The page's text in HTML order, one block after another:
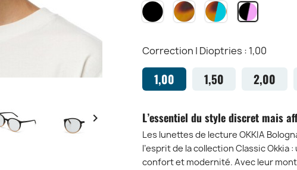

NOIR
BK
HAVANA
CH
HAVANA
&
BLACK
&
Correction | Dioptries : 1,00
1,00 1,50 2,00
L’essentiel du style discret mais
Les lunettes de lecture OKKIA
l’esprit de la collection Classic Okkia:
confort et modernité. Avec leur